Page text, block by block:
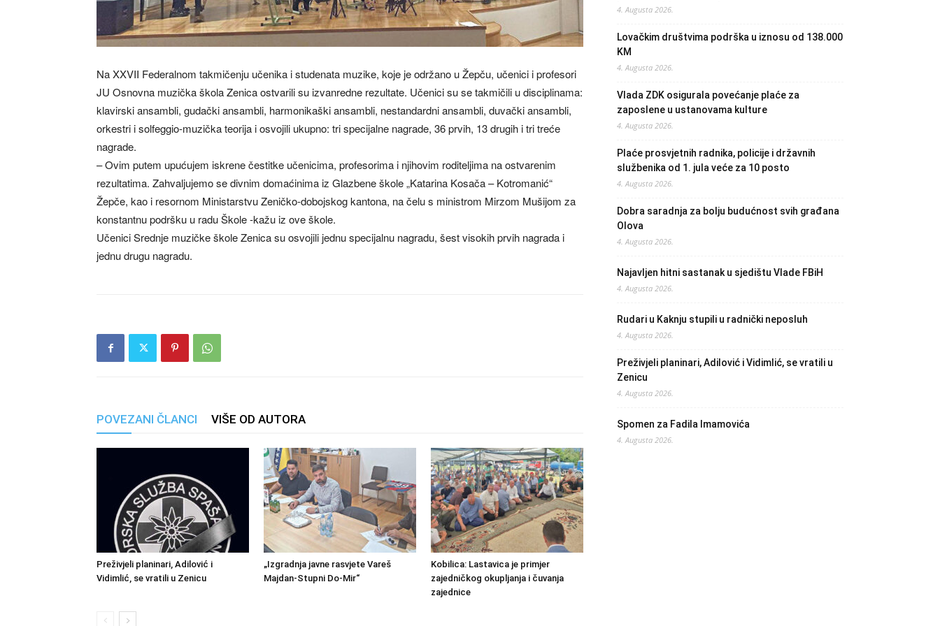
Na XXVII Federalnom takmičenju učenika i studenata muzike, koje je održano u Žepču, učenici i profesori
JU Osnovna muzička škola Zenica ostvarili su izvanredne rezultate. Učenici su se takmičili u disciplinama:
klavirski ansambli, gudački ansambli, harmonikaški ansambli, nestandardni ansambli, duvački ansambli,
orkestri i solfeggio-muzička teorija i osvojili ukupno: tri specijalne nagrade, 36 prvih, 13 drugih i tri treće
nagrade.
– Ovim putem upućujem iskrene čestitke učenicima, profesorima i njihovim roditeljima na ostvarenim
rezultatima. Zahvaljujemo se divnim domaćinima iz Glazbene škole „Katarina Kosača – Kotromanić“
Žepče, kao i resornom Ministarstvu Zeničko-dobojskog kantona, na čelu s ministrom Mirzom Mušijom za
konstantnu podršku u radu Škole -kažu iz ove škole.
Učenici Srednje muzičke škole Zenica su osvojili jednu specijalnu nagradu, šest visokih prvih nagrada i
jednu drugu nagradu.
POVEZANI ČLANCI VIŠE OD AUTORA
Preživjeli planinari, Adilović i
Vidimlić, se vratili u Zenicu
„Izgradnja javne rasvjete Vareš
Majdan-Stupni Do-Mir“
Kobilica: Lastavica je primjer
zajedničkog okupljanja i čuvanja
zajednice
4. Augusta 2026.
Lovačkim društvima podrška u iznosu od 138.000
KM
4. Augusta 2026.
Vlada ZDK osigurala povećanje plaće za
zaposlene u ustanovama kulture
4. Augusta 2026.
Plaće prosvjetnih radnika, policije i državnih
službenika od 1. jula veće za 10 posto
4. Augusta 2026.
Dobra saradnja za bolju budućnost svih građana
Olova
4. Augusta 2026.
Najavljen hitni sastanak u sjedištu Vlade FBiH
4. Augusta 2026.
Rudari u Kaknju stupili u radnički neposluh
4. Augusta 2026.
Preživjeli planinari, Adilović i Vidimlić, se vratili u
Zenicu
4. Augusta 2026.
Spomen za Fadila Imamovića
4. Augusta 2026.